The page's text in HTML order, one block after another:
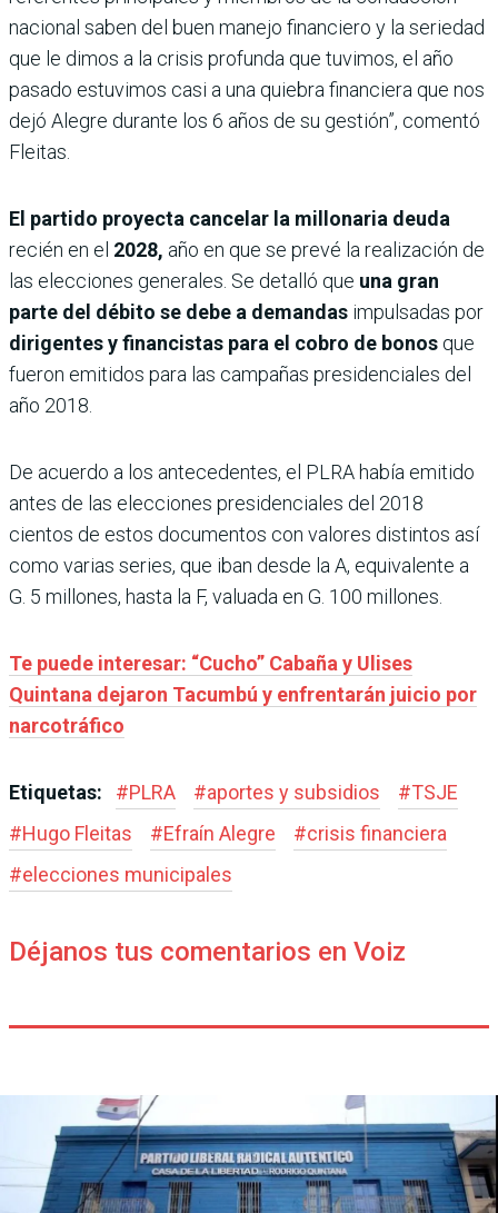
nacional saben del buen manejo financiero y la seriedad
que le dimos a la crisis profunda que tuvimos, el año
pasado estuvimos casi a una quiebra financiera que nos
dejó Alegre durante los 6 años de su gestión”, comentó
Fleitas.
El partido proyecta cancelar la millonaria deuda
recién en el 2028, año en que se prevé la realización de
las elecciones generales. Se detalló que una gran
parte del débito se debe a demandas impulsadas por
dirigentes y financistas para el cobro de bonos que
fueron emitidos para las campañas presidenciales del
año 2018.
De acuerdo a los antecedentes, el PLRA había emitido
antes de las elecciones presidenciales del 2018
cientos de estos documentos con valores distintos así
como varias series, que iban desde la A, equivalente a
G. 5 millones, hasta la F, valuada en G. 100 millones.
Te puede interesar: “Cucho” Cabaña y Ulises
Quintana dejaron Tacumbú y enfrentarán juicio por
narcotráfico
Etiquetas: #PLRA #aportes y subsidios #TSJE
#Hugo Fleitas #Efraín Alegre #crisis financiera
#elecciones municipales
Déjanos tus comentarios en Voiz